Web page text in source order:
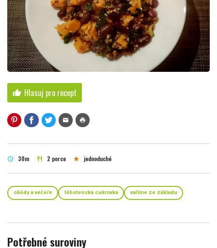
thumb_up Hlasuj pro recept
mail print
schedule 30m restaurant 2 porce star jednoduché
obědy a večeře těhotenská cukrovka vaříme ze základu
Potřebné suroviny